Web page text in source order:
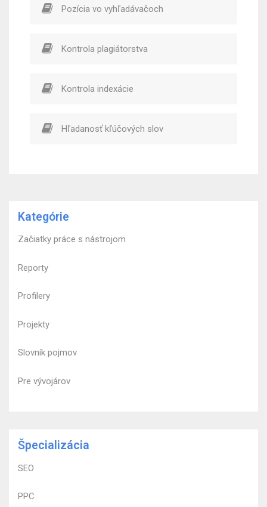
Pozícia vo vyhľadávačoch
Kontrola plagiátorstva
Kontrola indexácie
Hľadanosť kľúčových slov
Kategórie
Začiatky práce s nástrojom
Reporty
Profilery
Projekty
Slovník pojmov
Pre vývojárov
Špecializácia
SEO
PPC